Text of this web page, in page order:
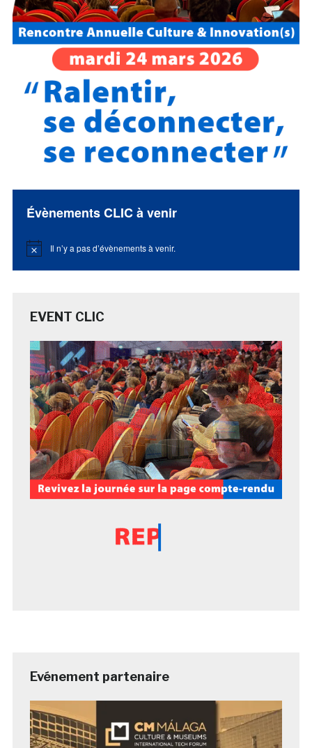
Évènements CLIC à venir
Notice Il n’y a pas d’évènements à venir.
EVENT CLIC
Evénement partenaire